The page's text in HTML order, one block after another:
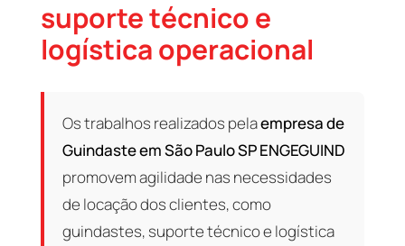
suporte técnico e
logística operacional
Os trabalhos realizados pelaempresa de
Guindaste em São Paulo SPENGEGUIND
promovem agilidade nas necessidades
de locação dos clientes, como
guindastes, suporte técnico e logística